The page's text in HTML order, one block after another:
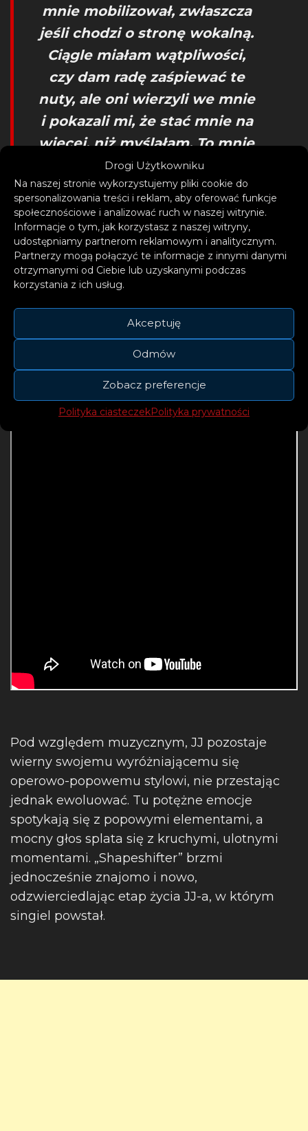
Drogi Użytkowniku
Na naszej stronie wykorzystujemy pliki cookie do
spersonalizowania treści i reklam, aby oferować funkcje
społecznościowe i analizować ruch w naszej witrynie.
Informacje o tym, jak korzystasz z naszej witryny,
udostępniamy partnerom reklamowym i analitycznym.
Partnerzy mogą połączyć te informacje z innymi danymi
otrzymanymi od Ciebie lub uzyskanymi podczas
korzystania z ich usług.
Akceptuję
Odmów
Zobacz preferencje
Polityka ciasteczekPolityka prywatności
mnie mobilizował, zwłaszcza
jeśli chodzi o stronę wokalną.
Ciągle miałam wątpliwości,
czy dam radę zaśpiewać te
nuty, ale oni wierzyli we mnie
i pokazali mi, że stać mnie na
więcej, niż myślałam. To mnie
zmotywowało i poczułem, że
dam radę poradzić sobie ze
wszystkimi nowymi rzeczami
w moim życiu.
– wspomina JJ.
Pod względem muzycznym, JJ pozostaje
wierny swojemu wyróżniającemu się
operowo-popowemu stylowi, nie przestając
jednak ewoluować. Tu potężne emocje
spotykają się z popowymi elementami, a
mocny głos splata się z kruchymi, ulotnymi
momentami. „Shapeshifter” brzmi
jednocześnie znajomo i nowo,
odzwierciedlając etap życia JJ-a, w którym
singiel powstał.